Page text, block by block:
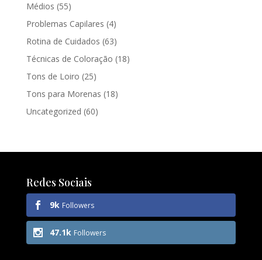
Médios (55)
Problemas Capilares (4)
Rotina de Cuidados (63)
Técnicas de Coloração (18)
Tons de Loiro (25)
Tons para Morenas (18)
Uncategorized (60)
Redes Sociais
9k Followers
47.1k Followers